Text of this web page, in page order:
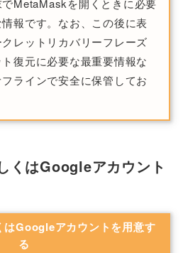
MetaMaskを開くときに必要
報です。なお、この後に表
レットリカバリーフレーズ
復元に必要な最重要情報な
ラインで安全に保管してお
くはGoogleアカウント
はGoogleアカウントを用意す
る